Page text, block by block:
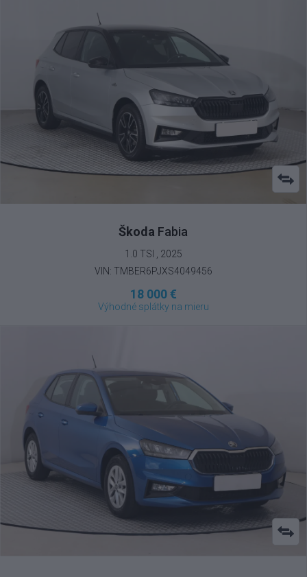
Škoda Fabia
1.0 TSI , 2025
VIN: TMBER6PJXS4049456
18 000 €
Výhodné splátky na mieru